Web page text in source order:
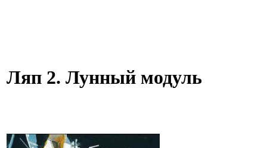
Ляп 2. Лунный модуль